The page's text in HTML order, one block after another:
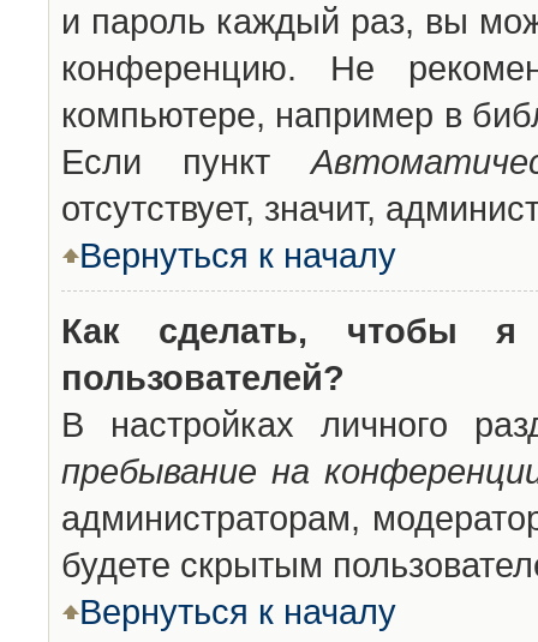
и пароль каждый раз, вы
конференцию. Не
компьютере, например в
Если пункт
отсутствует, значит,
Вернуться к началу
Как сделать, чтобы
пользователей?
В настройках личного
пребывание на
администраторам,
будете скрытым
Вернуться к началу